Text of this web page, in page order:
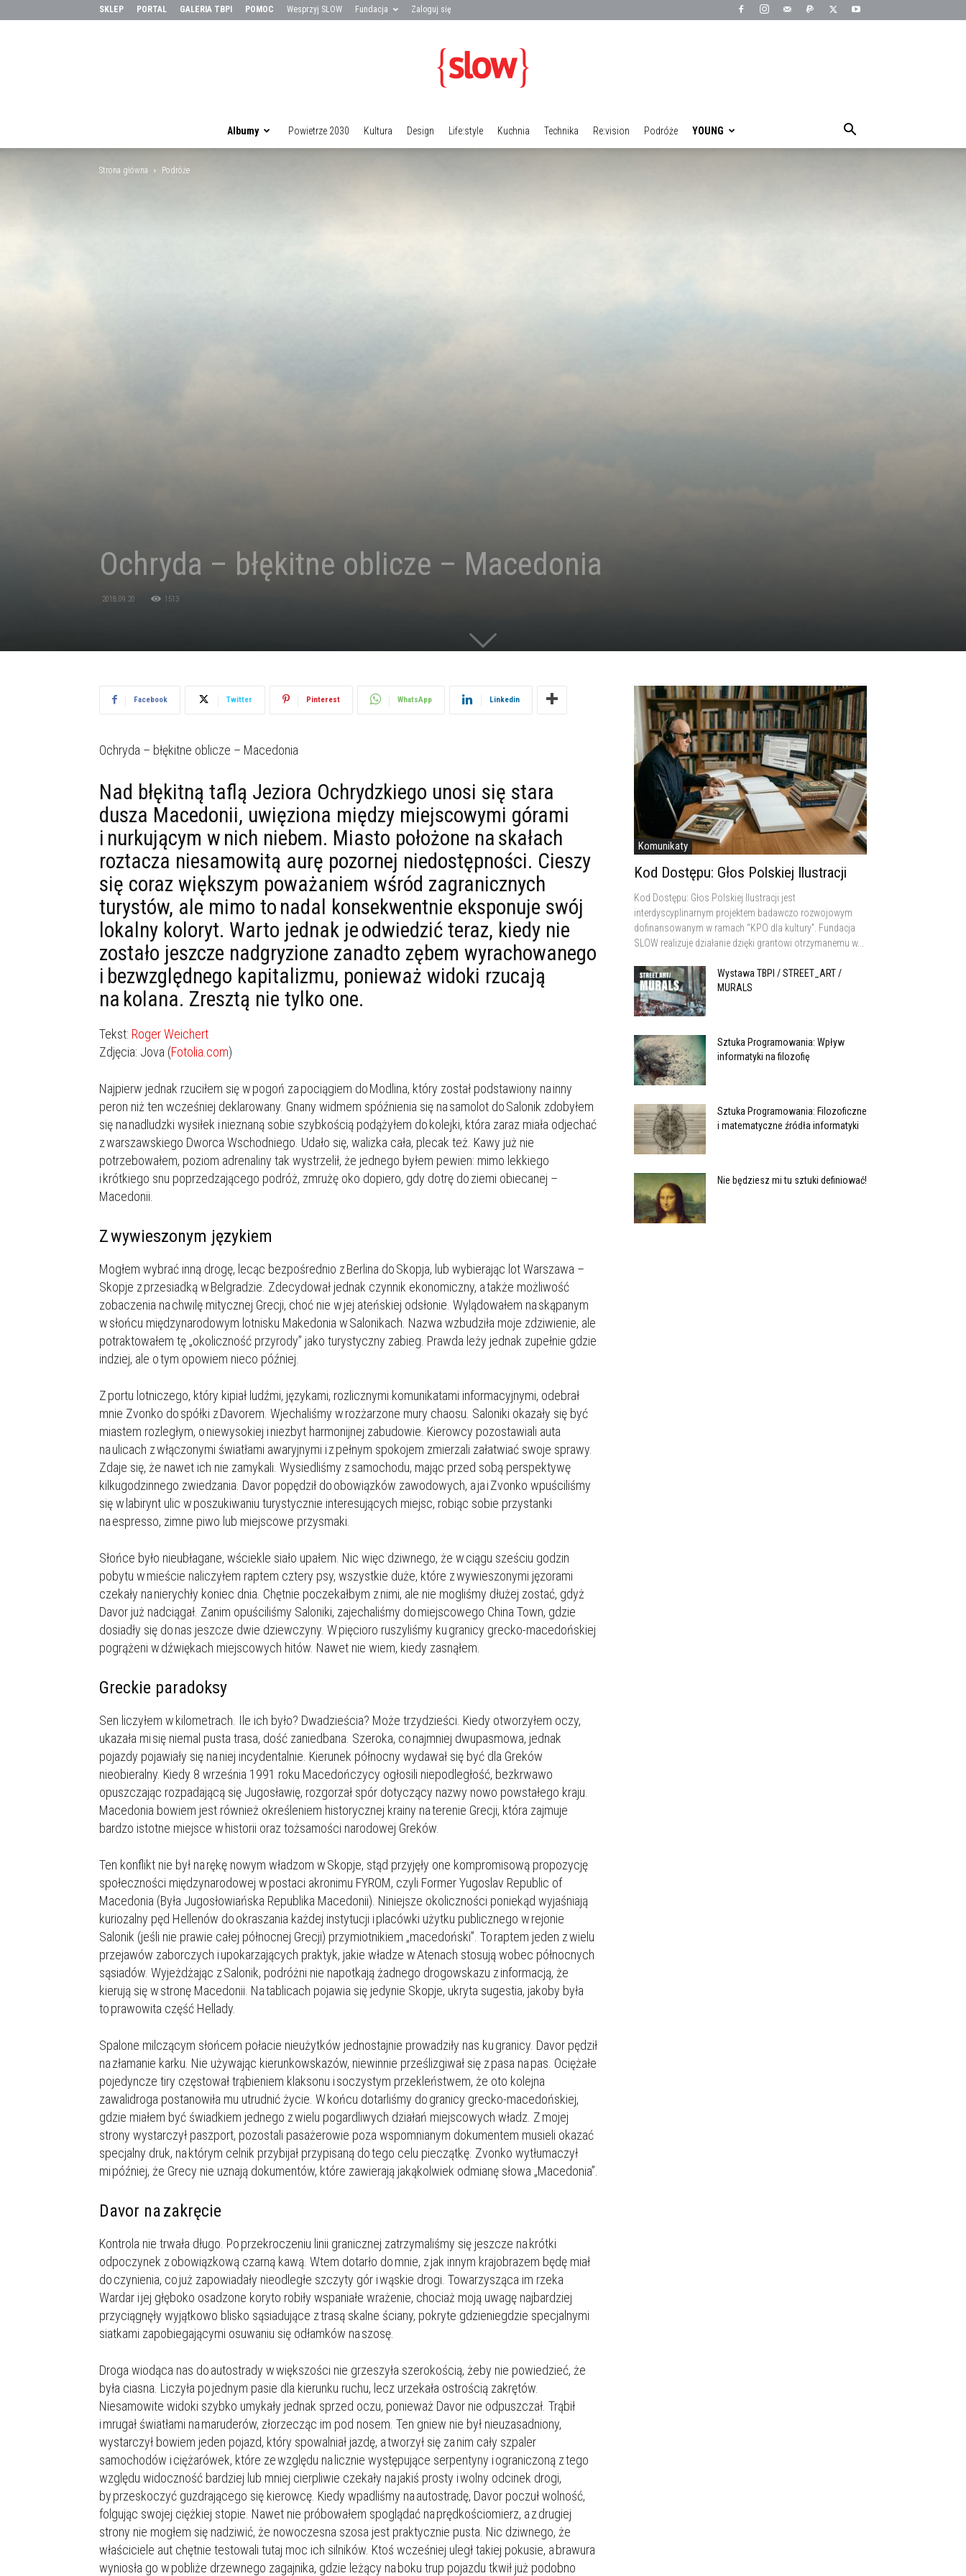
SKLEP PORTAL GALERIA TBPI POMOC Wesprzyj SLOW Fundacja Zaloguj się
Fundacja
Albumy Powietrze 2030 Kultura Design Life:style Kuchnia Technika Re:vision Podróże YOUNG
Strona główna Podróże
Ochryda – błękitne oblicze – Macedonia
2018.09.20 1513
Facebook Twitter Pinterest WhatsApp Linkedin
Ochryda – błękitne oblicze – Macedonia
Nad błękitną taflą Jeziora Ochrydzkiego unosi się stara
dusza Macedonii, uwięziona między miejscowymi górami
i nurkującym w nich niebem. Miasto położone na skałach
roztacza niesamowitą aurę pozornej niedostępności. Cieszy
się coraz większym poważaniem wśród zagranicznych
turystów, ale mimo to nadal konsekwentnie eksponuje swój
lokalny koloryt. Warto jednak je odwiedzić teraz, kiedy nie
zostało jeszcze nadgryzione zanadto zębem wyrachowanego
i bezwzględnego kapitalizmu, ponieważ widoki rzucają
na kolana. Zresztą nie tylko one.
Tekst: Roger Weichert
Zdjęcia: Jova (Fotolia.com)
Najpierw jednak rzuciłem się w pogoń za pociągiem do Modlina, który został podstawiony na inny
peron niż ten wcześniej deklarowany. Gnany widmem spóźnienia się na samolot do Salonik zdobyłem
się na nadludzki wysiłek i nieznaną sobie szybkością podążyłem do kolejki, która zaraz miała odjechać
z warszawskiego Dworca Wschodniego. Udało się, walizka cała, plecak też. Kawy już nie
potrzebowałem, poziom adrenaliny tak wystrzelił, że jednego byłem pewien: mimo lekkiego
i krótkiego snu poprzedzającego podróż, zmrużę oko dopiero, gdy dotrę do ziemi obiecanej –
Macedonii.
Z wywieszonym językiem
Mogłem wybrać inną drogę, lecąc bezpośrednio z Berlina do Skopja, lub wybierając lot Warszawa –
Skopje z przesiadką w Belgradzie. Zdecydował jednak czynnik ekonomiczny, a także możliwość
zobaczenia na chwilę mitycznej Grecji, choć nie w jej ateńskiej odsłonie. Wylądowałem na skąpanym
w słońcu międzynarodowym lotnisku Makedonia w Salonikach. Nazwa wzbudziła moje zdziwienie, ale
potraktowałem tę „okoliczność przyrody” jako turystyczny zabieg. Prawda leży jednak zupełnie gdzie
indziej, ale o tym opowiem nieco później.
Z portu lotniczego, który kipiał ludźmi, językami, rozlicznymi komunikatami informacyjnymi, odebrał
mnie Zvonko do spółki z Davorem. Wjechaliśmy w rozżarzone mury chaosu. Saloniki okazały się być
miastem rozległym, o niewysokiej i niezbyt harmonijnej zabudowie. Kierowcy pozostawiali auta
na ulicach z włączonymi światłami awaryjnymi i z pełnym spokojem zmierzali załatwiać swoje sprawy.
Zdaje się, że nawet ich nie zamykali. Wysiedliśmy z samochodu, mając przed sobą perspektywę
kilkugodzinnego zwiedzania. Davor popędził do obowiązków zawodowych, a ja i Zvonko wpuściliśmy
się w labirynt ulic w poszukiwaniu turystycznie interesujących miejsc, robiąc sobie przystanki
na espresso, zimne piwo lub miejscowe przysmaki.
Słońce było nieubłagane, wściekle siało upałem. Nic więc dziwnego, że w ciągu sześciu godzin
pobytu w mieście naliczyłem raptem cztery psy, wszystkie duże, które z wywieszonymi jęzorami
czekały na nierychły koniec dnia. Chętnie poczekałbym z nimi, ale nie mogliśmy dłużej zostać, gdyż
Davor już nadciągał. Zanim opuściliśmy Saloniki, zajechaliśmy do miejscowego China Town, gdzie
dosiadły się do nas jeszcze dwie dziewczyny. W pięcioro ruszyliśmy ku granicy grecko-macedońskiej
pogrążeni w dźwiękach miejscowych hitów. Nawet nie wiem, kiedy zasnąłem.
Greckie paradoksy
Sen liczyłem w kilometrach. Ile ich było? Dwadzieścia? Może trzydzieści. Kiedy otworzyłem oczy,
ukazała mi się niemal pusta trasa, dość zaniedbana. Szeroka, co najmniej dwupasmowa, jednak
pojazdy pojawiały się na niej incydentalnie. Kierunek północny wydawał się być dla Greków
nieobieralny. Kiedy 8 września 1991 roku Macedończycy ogłosili niepodległość, bezkrwawo
opuszczając rozpadającą się Jugosławię, rozgorzał spór dotyczący nazwy nowo powstałego kraju.
Macedonia bowiem jest również określeniem historycznej krainy na terenie Grecji, która zajmuje
bardzo istotne miejsce w historii oraz tożsamości narodowej Greków.
Ten konflikt nie był na rękę nowym władzom w Skopje, stąd przyjęły one kompromisową propozycję
społeczności międzynarodowej w postaci akronimu FYROM, czyli Former Yugoslav Republic of
Macedonia (Była Jugosłowiańska Republika Macedonii). Niniejsze okoliczności poniekąd wyjaśniają
kuriozalny pęd Hellenów do okraszania każdej instytucji i placówki użytku publicznego w rejonie
Salonik (jeśli nie prawie całej północnej Grecji) przymiotnikiem „macedoński”. To raptem jeden z wielu
przejawów zaborczych i upokarzających praktyk, jakie władze w Atenach stosują wobec północnych
sąsiadów. Wyjeżdżając z Salonik, podróżni nie napotkają żadnego drogowskazu z informacją, że
kierują się w stronę Macedonii. Na tablicach pojawia się jedynie Skopje, ukryta sugestia, jakoby była
to prawowita część Hellady.
Spalone milczącym słońcem połacie nieużytków jednostajnie prowadziły nas ku granicy. Davor pędził
na złamanie karku. Nie używając kierunkowskazów, niewinnie prześlizgiwał się z pasa na pas. Ociężałe
pojedyncze tiry częstował trąbieniem klaksonu i soczystym przekleństwem, że oto kolejna
zawalidroga postanowiła mu utrudnić życie. W końcu dotarliśmy do granicy grecko-macedońskiej,
gdzie miałem być świadkiem jednego z wielu pogardliwych działań miejscowych władz. Z mojej
strony wystarczył paszport, pozostali pasażerowie poza wspomnianym dokumentem musieli okazać
specjalny druk, na którym celnik przybijał przypisaną do tego celu pieczątkę. Zvonko wytłumaczył
mi później, że Grecy nie uznają dokumentów, które zawierają jakąkolwiek odmianę słowa „Macedonia”.
Davor na zakręcie
Kontrola nie trwała długo. Po przekroczeniu linii granicznej zatrzymaliśmy się jeszcze na krótki
odpoczynek z obowiązkową czarną kawą. Wtem dotarło do mnie, z jak innym krajobrazem będę miał
do czynienia, co już zapowiadały nieodległe szczyty gór i wąskie drogi. Towarzysząca im rzeka
Wardar i jej głęboko osadzone koryto robiły wspaniałe wrażenie, chociaż moją uwagę najbardziej
przyciągnęły wyjątkowo blisko sąsiadujące z trasą skalne ściany, pokryte gdzieniegdzie specjalnymi
siatkami zapobiegającymi osuwaniu się odłamków na szosę.
Droga wiodąca nas do autostrady w większości nie grzeszyła szerokością, żeby nie powiedzieć, że
była ciasna. Liczyła po jednym pasie dla kierunku ruchu, lecz urzekała ostrością zakrętów.
Niesamowite widoki szybko umykały jednak sprzed oczu, ponieważ Davor nie odpuszczał. Trąbił
i mrugał światłami na maruderów, złorzecząc im pod nosem. Ten gniew nie był nieuzasadniony,
wystarczył bowiem jeden pojazd, który spowalniał jazdę, a tworzył się za nim cały szpaler
samochodów i ciężarówek, które ze względu na licznie występujące serpentyny i ograniczoną z tego
względu widoczność bardziej lub mniej cierpliwie czekały na jakiś prosty i wolny odcinek drogi,
by przeskoczyć guzdrającego się kierowcę. Kiedy wpadliśmy na autostradę, Davor poczuł wolność,
folgując swojej ciężkiej stopie. Nawet nie próbowałem spoglądać na prędkościomierz, a z drugiej
strony nie mogłem się nadziwić, że nowoczesna szosa jest praktycznie pusta. Nic dziwnego, że
właściciele aut chętnie testowali tutaj moc ich silników. Ktoś wcześniej uległ takiej pokusie, a brawura
wyniosła go w pobliże drzewnego zagajnika, gdzie leżący na boku trup pojazdu tkwił już podobno
Komunikaty
Kod Dostępu: Głos Polskiej Ilustracji
Kod Dostępu: Głos Polskiej Ilustracji jest
interdyscyplinarnym projektem badawczo rozwojowym
dofinansowanym w ramach “KPO dla kultury”. Fundacja
SLOW realizuje działanie dzięki grantowi otrzymanemu w...
Wystawa TBPI / STREET_ART /
MURALS
Sztuka Programowania: Wpływ
informatyki na filozofię
Sztuka Programowania: Filozoficzne
i matematyczne źródła informatyki
Nie będziesz mi tu sztuki definiować!